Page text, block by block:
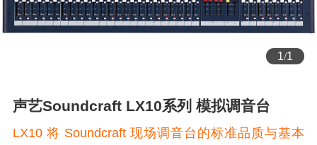
1/1
声艺Soundcraft LX10系列 模拟调音台
LX10 将 Soundcraft 现场调音台的标准品质与基本